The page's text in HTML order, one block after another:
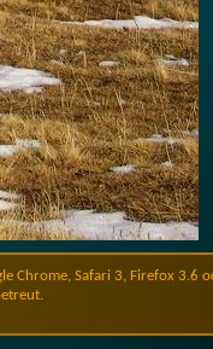
Chrome, Safari 3, Firefox 3.6